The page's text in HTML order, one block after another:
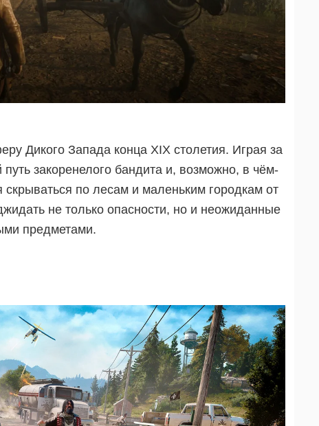
Дикого Запада конца XIX столетия. Играя за
закоренелого бандита и, возможно, в чём-
по лесам и маленьким городкам от
не только опасности, но и неожиданные
предметами.